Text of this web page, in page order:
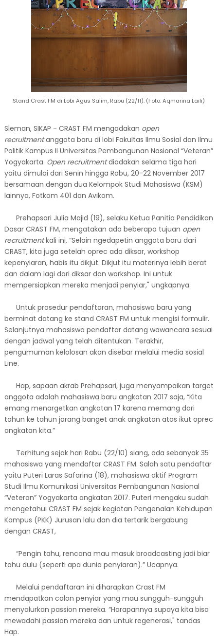
Stand Crast FM di Lobi Agus Salim, Rabu (22/11). (Foto: Aqmarina Laili)
Sleman, SIKAP - CRAST FM mengadakan open
recruitmentanggota baru di lobi Fakultas Ilmu Sosial dan Ilmu
Politik Kampus II Universitas Pembangunan Nasional “Veteran”
Yogyakarta. Open recruitmentdiadakan selama tiga hari
yaitu dimulai dari Senin hingga Rabu, 20-22 November 2017
bersamaan dengan dua Kelompok Studi Mahasiswa (KSM)
lainnya, Fotkom 401 dan Avikom.
Prehapsari Julia Majid (19), selaku Ketua Panitia Pendidikan
Dasar CRAST FM, mengatakan ada beberapa tujuan open
recruitmentkali ini, “Selain ngedapetin anggota baru dari
CRAST, kita juga setelah oprec ada diksar, workshop
kepenyiaran, habis itu dikjut. Dikjut itu materinya lebih berat
dan dalam lagi dari diksar dan workshop. Ini untuk
mempersiapkan mereka menjadi penyiar," ungkapnya.
Untuk prosedur pendaftaran, mahasiswa baru yang
berminat datang ke stand CRAST FM untuk mengisi formulir.
Selanjutnya mahasiswa pendaftar datang wawancara sesuai
dengan jadwal yang telah ditentukan. Terakhir,
pengumuman kelolosan akan disebar melalui media sosial
Line.
Hap, sapaan akrab Prehapsari, juga menyampaikan target
anggota adalah mahasiswa baru angkatan 2017 saja, “Kita
emang menargetkan angkatan 17 karena memang dari
tahun ke tahun jarang banget anak angkatan atas ikut oprec
angkatan kita.”
Terhitung sejak hari Rabu (22/10) siang, ada sebanyak 35
mahasiswa yang mendaftar CRAST FM. Salah satu pendaftar
yaitu Puteri Laras Safarina (18), mahasiswa aktif Program
Studi Ilmu Komunikasi Universitas Pembangunan Nasional
“Veteran” Yogyakarta angkatan 2017. Puteri mengaku sudah
mengetahui CRAST FM sejak kegiatan Pengenalan Kehidupan
Kampus (PKK) Jurusan lalu dan dia tertarik bergabung
dengan CRAST,
“Pengin tahu, rencana mau masuk broadcasting jadi biar
tahu dulu (seperti apa dunia penyiaran).” Ucapnya.
Melalui pendaftaran ini diharapkan Crast FM
mendapatkan calon penyiar yang mau sungguh-sungguh
menyalurkan passion mereka. “Harapannya supaya kita bisa
mewadahi passion mereka dan untuk regenerasi," tandas
Hap.